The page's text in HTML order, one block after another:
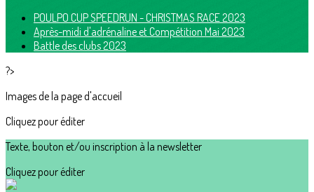
POULPO CUP SPEEDRUN - CHRISTMAS RACE 2023
Après-midi d'adrénaline et Compétition Mai 2023
Battle des clubs 2023
?>
Images de la page d'accueil
Cliquez pour éditer
Texte, bouton et/ou inscription à la newsletter
Cliquez pour éditer